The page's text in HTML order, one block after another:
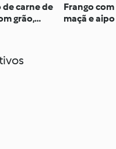
de carne de
grão,
Frango
maçã e